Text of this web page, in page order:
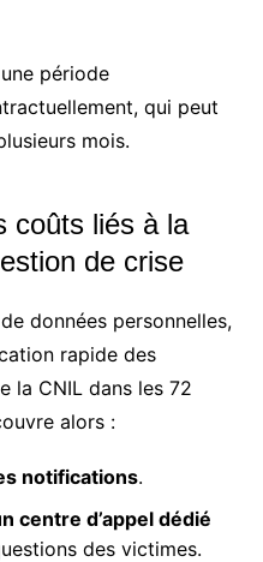
période
qui peut
mois.
coûts liés à la
de crise
données personnelles,
rapide des
la CNIL dans les 72
alors :
notifications.
centre d’appel dédié
des victimes.